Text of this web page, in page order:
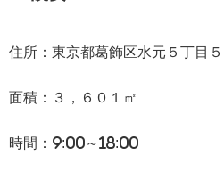
住所：東京都葛飾区水元５丁目５
面積：３，６０１㎡
時間：9:00～18:00